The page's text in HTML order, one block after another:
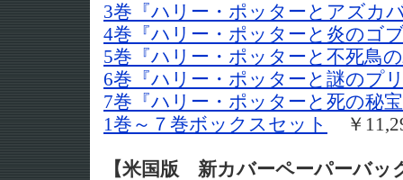
3巻『ハリー・ポッターとアズカ
4巻『ハリー・ポッターと炎のゴ
5巻『ハリー・ポッターと不死鳥
6巻『ハリー・ポッターと謎のプ
7巻『ハリー・ポッターと死の秘
1巻～７巻ボックスセット
￥
【米国版 新カバーペーパーバッ